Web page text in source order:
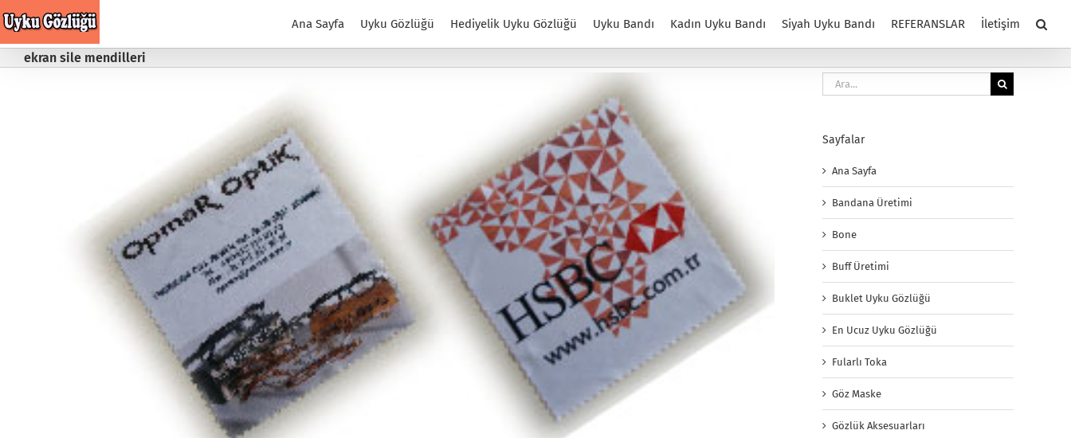
to
Ana Sayfa Uyku Gözlüğü Hediyelik Uyku Gözlüğü Uyku Bandı Kadın Uyku Bandı Siyah Uyku Bandı REFERANSLAR İletişim
ekran sile mendilleri
Ara:
Sayfalar
Ana Sayfa
Bandana Üretimi
Bone
Buff Üretimi
Buklet Uyku Gözlüğü
En Ucuz Uyku Gözlüğü
Fularlı Toka
Göz Maske
Gözlük Aksesuarları